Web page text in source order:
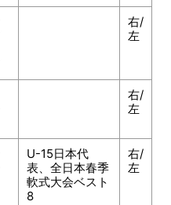
右/
左
右/
左
U-15日本代
表、全日本春季
軟式大会ベスト
8
右/
左